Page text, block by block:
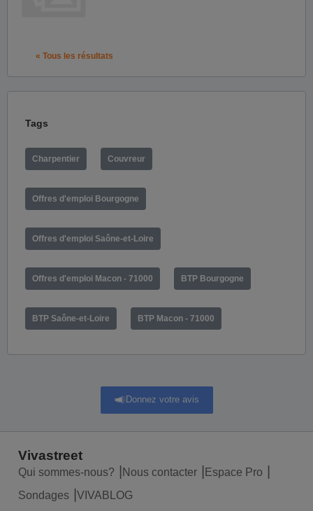
« Tous les résultats
Tags
Charpentier Couvreur
Offres d'emploi Bourgogne
Offres d'emploi Saône-et-Loire
Offres d'emploi Macon - 71000 BTP Bourgogne
BTP Saône-et-Loire BTP Macon - 71000
Donnez votre avis
Vivastreet
Qui sommes-nous? Nous contacter
Espace Pro
Sondages
VIVABLOG